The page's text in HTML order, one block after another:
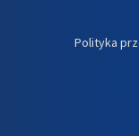
Polityka